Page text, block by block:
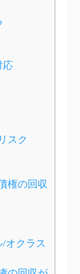
応
スク
権の回収
オクラス